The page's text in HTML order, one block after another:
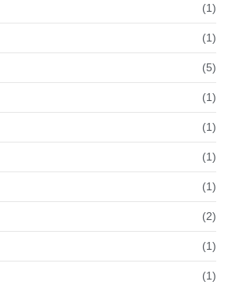
(1)
(1)
(5)
(1)
(1)
(1)
(1)
(2)
(1)
(1)